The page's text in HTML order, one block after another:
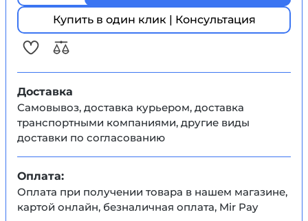
Купить в один клик | Консультация
Доставка
Самовывоз, доставка курьером, доставка
транспортными компаниями, другие виды
доставки по согласованию
Оплата:
Оплата при получении товара в нашем магазине,
картой онлайн, безналичная оплата, Mir Pay